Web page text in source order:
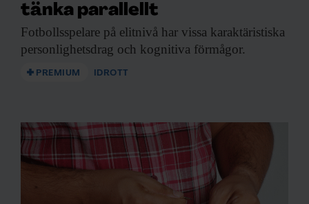
tänka parallellt
Fotbollsspelare på elitnivå har vissa karaktäristiska
personlighetsdrag och kognitiva förmågor.
PREMIUM IDROTT